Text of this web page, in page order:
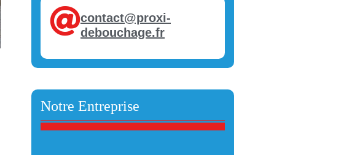
contact@proxi-
debouchage.fr
Notre Entreprise